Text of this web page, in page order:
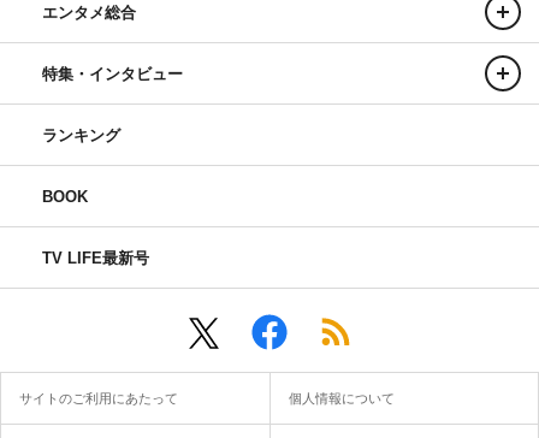
エンタメ総合
特集・インタビュー
ランキング
BOOK
TV LIFE最新号
サイトのご利用にあたって 個人情報について